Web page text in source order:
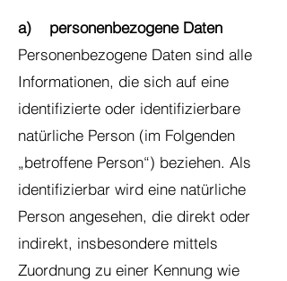
a) personenbezogene Daten
Personenbezogene Daten sind alle
Informationen, die sich auf eine
identifizierte oder identifizierbare
natürliche Person (im Folgenden
„betroffene Person“) beziehen. Als
identifizierbar wird eine natürliche
Person angesehen, die direkt oder
indirekt, insbesondere mittels
Zuordnung zu einer Kennung wie